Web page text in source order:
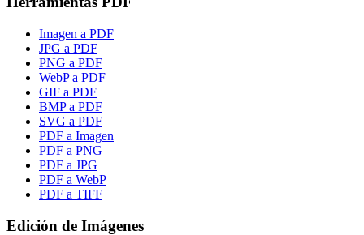
Imagen a PDF
JPG a PDF
PNG a PDF
WebP a PDF
GIF a PDF
BMP a PDF
SVG a PDF
PDF a Imagen
PDF a PNG
PDF a JPG
PDF a WebP
PDF a TIFF
Edición de Imágenes